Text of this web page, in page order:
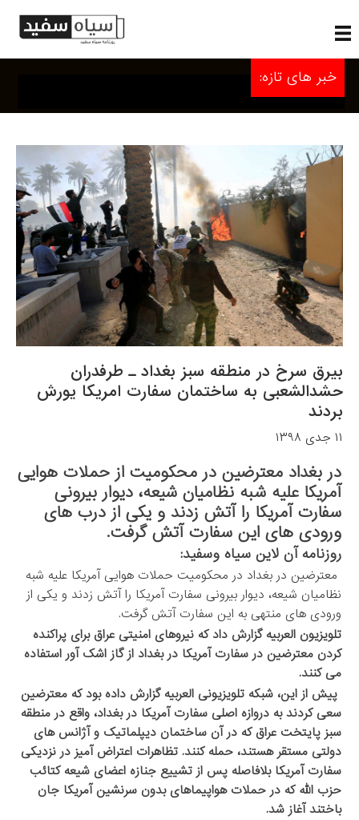
خبر های تازه:
بیرق سرخ در منطقه سبز بغداد ـ طرفدران
حشدالشعبی به ساختمان سفارت امریکا یورش
بردند
۱۱ جدی ۱۳۹۸
در بغداد معترضین در محکومیت از حملات هوایی
آمریکا علیه شبه نظامیان شیعه، دیوار بیرونی
سفارت آمریکا را آتش زدند و یکی از درب های
ورودی های این سفارت آتش گرفت.
روزنامه آن لاین سیاه وسفید:
معترضین در بغداد در محکومیت حملات هوایی آمریکا علیه شبه
نظامیان شیعه، دیوار بیرونی سفارت آمریکا را آتش زدند و یکی از
ورودی های منتهی به این سفارت آتش گرفت.
تلویزیون العربیه گزارش داد که نیروهای امنیتی عراق برای پراکنده
کردن معترضین در سفارت آمریکا در بغداد از گاز اشک آور استفاده
می کنند.
​ پیش از این، شبکه تلویزیونی العربیه گزارش داده بود که معترضین
سعی کردند به دروازه اصلی سفارت آمریکا در بغداد، واقع در منطقه
سبز پایتخت عراق که در آن ساختمان دیپلماتیک و آژانس های
دولتی مستقر هستند، حمله کنند. تظاهرات اعتراض آمیز در نزدیکی
سفارت آمریکا بلافاصله پس از تشییع جنازه اعضای شیعه كتائب
حزب الله كه در حملات هواپیماهای بدون سرنشین آمریكا جان
باختند آغاز شد.